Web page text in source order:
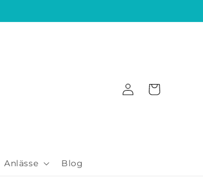
Anlässe Blog
Einloggen
Warenkorb